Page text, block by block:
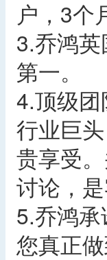
户，3个
3.乔鸿
第一。
4.顶级
行业巨
贵享受
讨论，
5.乔鸿
您真正做